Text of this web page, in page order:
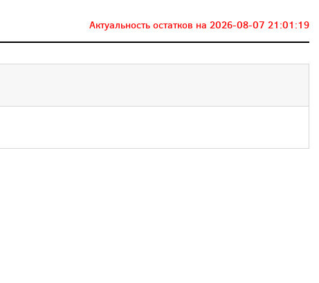
Актуальность остатков на 2026-08-07 21:01:19